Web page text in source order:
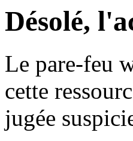
Désolé,
Le pare-feu
cette
jugée